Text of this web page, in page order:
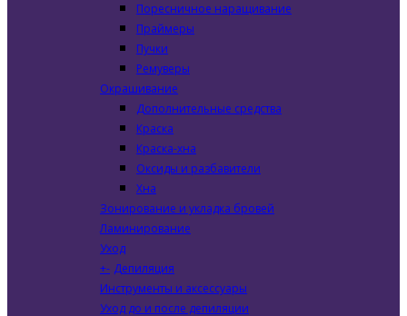
Поресничное наращивание
Праймеры
Пучки
Ремуверы
Окрашивание
Дополнительные средства
Краска
Краска-хна
Оксиды и разбавители
Хна
Зонирование и укладка бровей
Ламинирование
Уход
+- Депиляция
Инструменты и аксессуары
Уход до и после депиляции